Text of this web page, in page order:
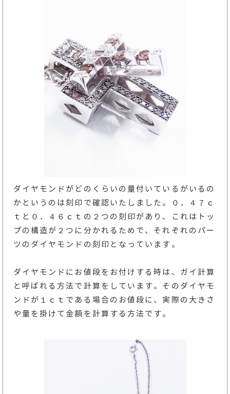
ダイヤモンドがどのくらいの量付いているがいるの
かというのは刻印で確認いたしました。０．４７ｃ
ｔと０．４６ｃｔの２つの刻印があり、これはトッ
プの構造が２つに分かれるためで、それぞれのパー
ツのダイヤモンドの刻印となっています。
ダイヤモンドにお値段をお付けする時は、ガイ計算
と呼ばれる方法で計算をしています。そのダイヤモ
ンドが１ｃｔである場合のお値段に、実際の大きさ
や量を掛けて金額を計算する方法です。